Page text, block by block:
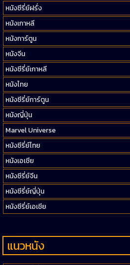
หนังซีรี่ย์ฝรั่ง
หนังเกาหลี
หนังการ์ตูน
หนังจีน
หนังซีรี่ย์เกาหลี
หนังไทย
หนังซีรี่ย์การ์ตูน
หนังญี่ปุ่น
Marvel Universe
หนังซีรี่ย์ไทย
หนังเอเชีย
หนังซีรี่ย์จีน
หนังซีรี่ย์ญี่ปุ่น
หนังซีรี่ย์เอเชีย
แนวหนัง